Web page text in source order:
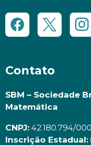
Contato
SBM – Sociedade
Matemática
CNPJ: 42.180.794/
Inscrição Estadual: